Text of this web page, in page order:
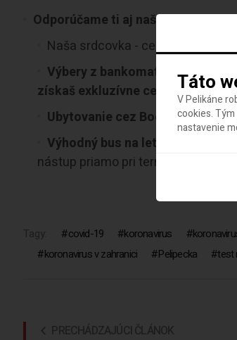
Odporúčame ti aj našuuzavretú
Naša srdcovka - cestovateľský
Výbery z bankomatu zdarma,
získaš exkluzívne cez Pelikán,
Ubytovanie cez Booking.com
Výhodný bus na letisko?
nástup priamo pri termináli letiska,
Tagy: covid-19 koronavirus
koronavirus v zahranici
Pelipecka test
PRECHÁDZAJÚCI ČLÁNOK
Táto
V Pelikáne
cookies.
nastavenie